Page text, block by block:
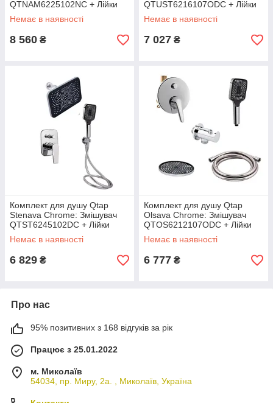
QTNAM6225102NC + Лійки
(QTRUC125CRM45954,QTHL
A107CRM45784) + Шланг
Немає в наявності
8 560 ₴
QTUST6216107ODC + Лійки
(QTRUC125CRM45952,QTHL
A107CRM45948) + Шланг
Немає в наявності
7 027 ₴
Комплект для душу Qtap
Stenava Chrome: Змішувач
QTST6245102DC + Лійки
(QTRUC125CRM45954,QTHL
A107CRM45784) + Шланг
Немає в наявності
6 829 ₴
Комплект для душу Qtap
Olsava Chrome: Змішувач
QTOS6212107ODC + Лійки
(QTRUC125CRM45952,QTHL
A107CRM45948) + Шланг
Немає в наявності
6 777 ₴
Про нас
95% позитивних з 168 відгуків за рік
Працює з 25.01.2022
м. Миколаїв
54034, пр. Миру, 2а. , Миколаїв, Україна